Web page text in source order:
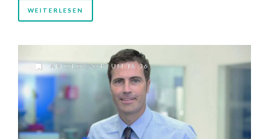
WEITERLESEN
AM 01.03.2016 UM 18:36